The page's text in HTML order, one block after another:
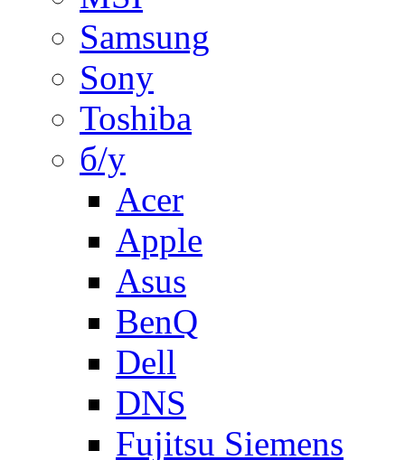
Samsung
Sony
Toshiba
б/у
Acer
Apple
Asus
BenQ
Dell
DNS
Fujitsu Siemens